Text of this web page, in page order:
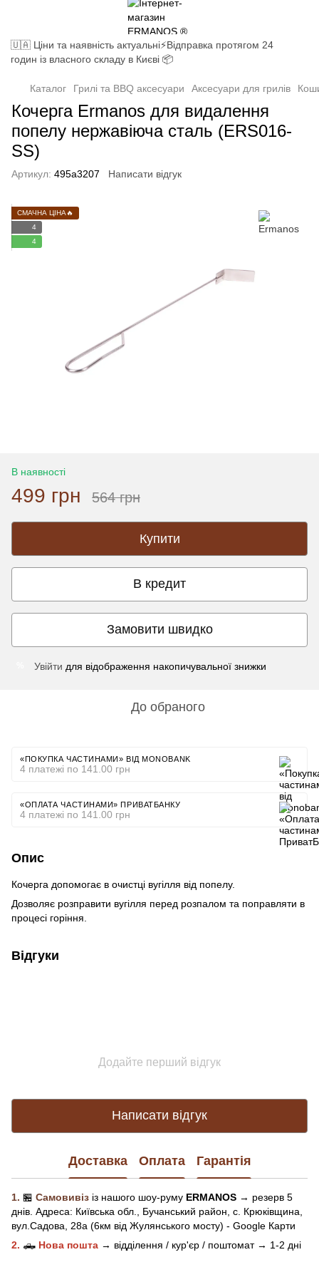
🇺🇦 Ціни та наявність актуальні⚡Відправка протягом 24
годин із власного складу в Києві 📦
Каталог Грилі та BBQ аксесуари Аксесуари для грилів
Кочерга Ermanos для видалення
попелу нержавіюча сталь (ERS016-
SS)
Артикул: 495a3207 Написати відгук
СМАЧНА ЦІНА🔥
4
4
В наявності
499 грн 564 грн
Купити
В кредит
Замовити швидко
Увійти для відображення накопичувальної знижки
До обраного
«ПОКУПКА ЧАСТИНАМИ» ВІД MONOBANK
4 платежі по 141.00 грн
«ОПЛАТА ЧАСТИНАМИ» ПРИВАТБАНКУ
4 платежі по 141.00 грн
Опис
Кочерга допомогає в очистці вугілля від попелу.
Дозволяє розправити вугілля перед розпалом та поправляти в
процесі горіння.
Відгуки
Додайте перший відгук
Написати відгук
Доставка Оплата Гарантія
1. 🏪 Самовивіз із нашого шоу-руму ERMANOS → резерв 5
днів. Адреса: Київська обл.,
Бучанський район, с. Крюківщина,
вул.Садова, 28а (6км від Жулянського мосту) - Google Карти
2. 🛻 Нова пошта → відділення / кур'єр / поштомат → 1-2 дні